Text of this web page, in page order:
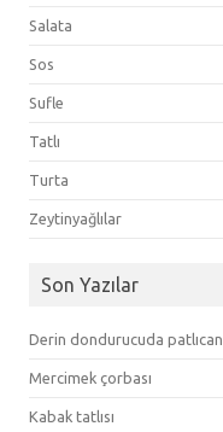
Salata
Sos
Sufle
Tatlı
Turta
Zeytinyağlılar
Son Yazılar
Derin dondurucuda patlıcan
Mercimek çorbası
Kabak tatlısı